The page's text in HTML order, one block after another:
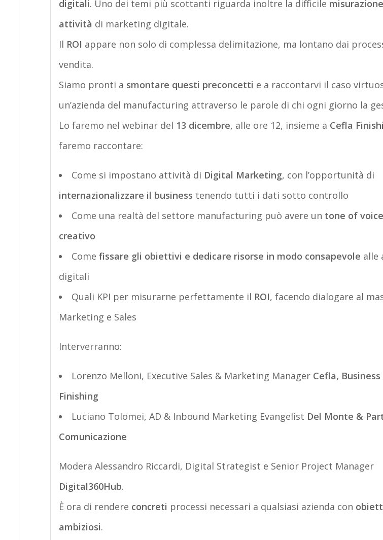
digitali. Uno dei temi più scottanti riguarda inoltre la difficile
attività di marketing digitale.
Il ROI appare non solo di complessa delimitazione, ma lontano dai
vendita.
Siamo pronti a smontare questi preconcetti e a raccontarvi il caso
un’azienda del manufacturing attraverso le parole di chi ogni giorno la
Lo faremo nel webinar del 13 dicembre, alle ore 12, insieme a Cefla
faremo raccontare:
Come si impostano attività di Digital Marketing, con l’opportunità di
internazionalizzare il business tenendo tutti i dati sotto controllo
Come una realtà del settore manufacturing può avere un tone of
creativo
Come fissare gli obiettivi e dedicare risorse in modo consapevole alle
digitali
Quali KPI per misurarne perfettamente il ROI, facendo dialogare al
Marketing e Sales
Interverranno:
Lorenzo Melloni, Executive Sales & Marketing Manager Cefla,
Finishing
Luciano Tolomei, AD & Inbound Marketing Evangelist Del Monte &
Comunicazione
Modera Alessandro Riccardi, Digital Strategist e Senior Project Manager
Digital360Hub.
È ora di rendere concreti processi necessari a qualsiasi azienda con
ambiziosi.